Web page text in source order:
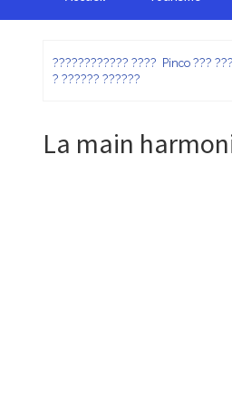
???????????? ???? Pinco ???
? ?????? ??????
La main